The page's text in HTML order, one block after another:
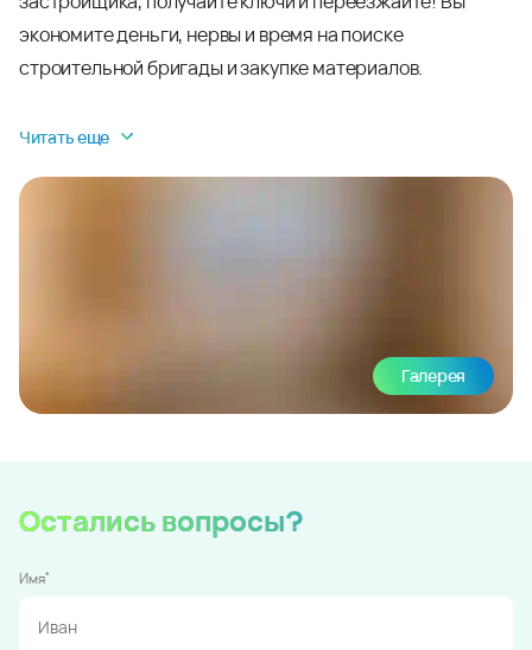
экономите деньги, нервы и время на поиске
строительной бригады и закупке материалов.
Читать еще
Галерея
Остались вопросы?
Имя*